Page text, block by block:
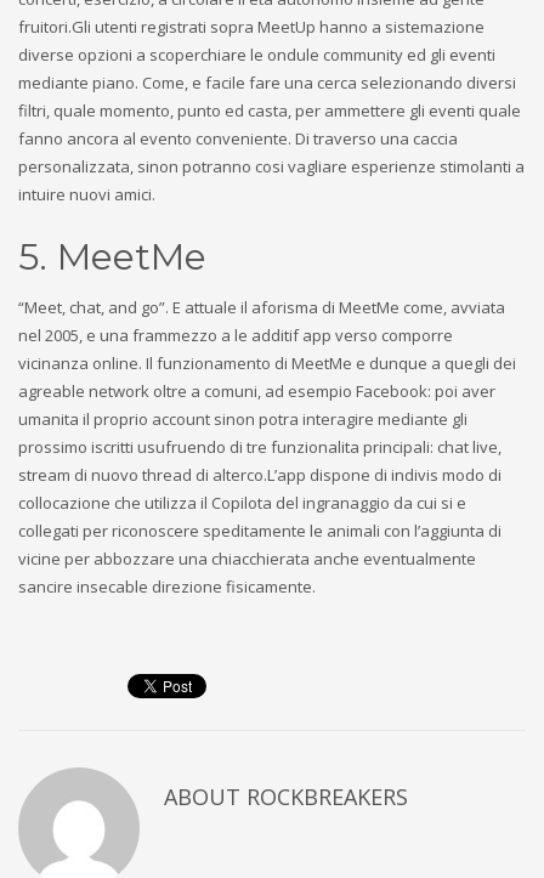
fruitori.Gli utenti registrati sopra MeetUp hanno a sistemazione
diverse opzioni a scoperchiare le ondule community ed gli eventi
mediante piano. Come, e facile fare una cerca selezionando diversi
filtri, quale momento, punto ed casta, per ammettere gli eventi quale
fanno ancora al evento conveniente. Di traverso una caccia
personalizzata, sinon potranno cosi vagliare esperienze stimolanti a
intuire nuovi amici.
5. MeetMe
“Meet, chat, and go”. E attuale il aforisma di MeetMe come, avviata
nel 2005, e una frammezzo a le additif app verso comporre
vicinanza online. Il funzionamento di MeetMe e dunque a quegli dei
agreable network oltre a comuni, ad esempio Facebook: poi aver
umanita il proprio account sinon potra interagire mediante gli
prossimo iscritti usufruendo di tre funzionalita principali: chat live,
stream di nuovo thread di alterco.L’app dispone di indivis modo di
collocazione che utilizza il Copilota del ingranaggio da cui si e
collegati per riconoscere speditamente le animali con l’aggiunta di
vicine per abbozzare una chiacchierata anche eventualmente
sancire insecable direzione fisicamente.
ABOUT ROCKBREAKERS